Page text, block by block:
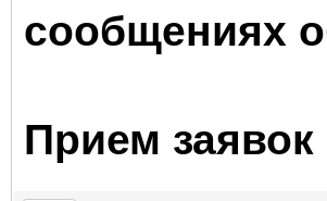
сообщениях
Прием заявок